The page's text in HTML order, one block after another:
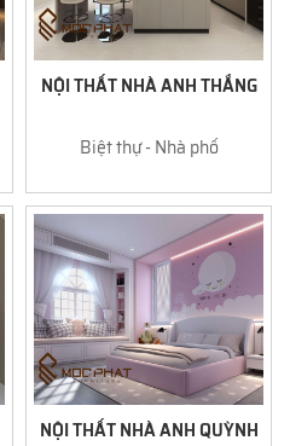
NỘI THẤT NHÀ ANH THẮNG
Biệt thự - Nhà phố
NỘI THẤT NHÀ ANH QUỲNH